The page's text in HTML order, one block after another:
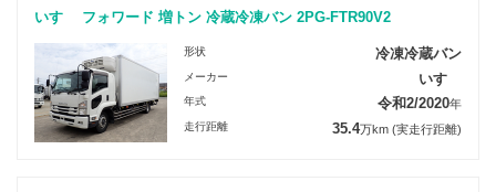
いすゞ フォワード 増トン 冷蔵冷凍バン 2PG-FTR90V2
形状 冷凍冷蔵バン
メーカー いすゞ
年式 令和2/2020年
走行距離 35.4万km (実走行距離)